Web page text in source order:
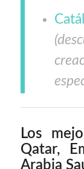
Los
Qatar,
Arabia